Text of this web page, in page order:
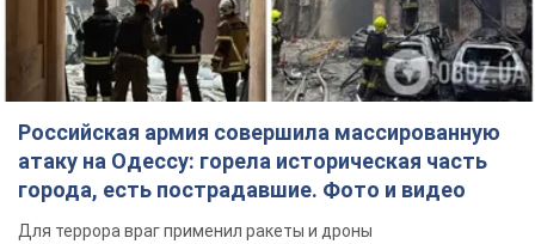
Российская армия совершила массированную
атаку на Одессу: горела историческая часть
города, есть пострадавшие. Фото и видео
Для террора враг применил ракеты и дроны